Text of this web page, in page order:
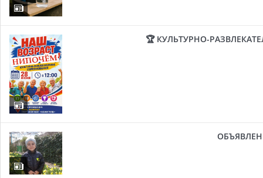
🏆 КУЛЬТУРНО-